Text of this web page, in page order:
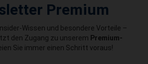
Premium
Wissen und besondere Vorteile –
den Zugang zu unserem Premium-
Sie immer einen Schritt voraus!